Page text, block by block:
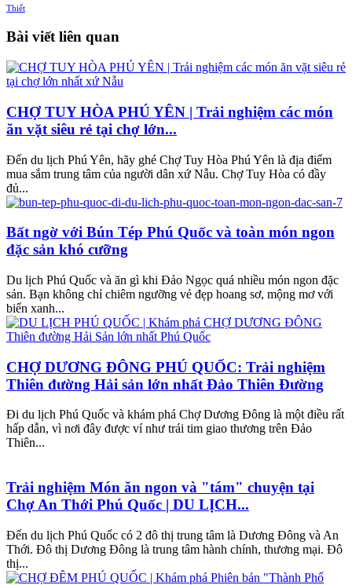
Thiết
Bài viết liên quan
CHỢ TUY HÒA PHÚ YÊN | Trải nghiệm các món
ăn vặt siêu rẻ tại chợ lớn...
Đến du lịch Phú Yên, hãy ghé Chợ Tuy Hòa Phú Yên là địa điểm
mua sắm trung tâm của người dân xứ Nẫu. Chợ Tuy Hòa có đầy
đủ...
Bất ngờ với Bún Tép Phú Quốc và toàn món ngon
đặc sản khó cưỡng
Du lịch Phú Quốc và ăn gì khi Đảo Ngọc quá nhiều món ngon đặc
sản. Bạn không chỉ chiêm ngưỡng vẻ đẹp hoang sơ, mộng mơ với
biển xanh...
CHỢ DƯƠNG ĐÔNG PHÚ QUỐC: Trải nghiệm
Thiên đường Hải sản lớn nhất Đảo Thiên Đường
Đi du lịch Phú Quốc và khám phá Chợ Dương Đông là một điều rất
hấp dẫn, vì nơi đây được ví như trái tim giao thương trên Đảo
Thiên...
Trải nghiệm Món ăn ngon và "tám" chuyện tại
Chợ An Thới Phú Quốc | DU LỊCH...
Đến du lịch Phú Quốc có 2 đô thị trung tâm là Dương Đông và An
Thới. Đô thị Dương Đông là trung tâm hành chính, thương mại. Đô
thị...